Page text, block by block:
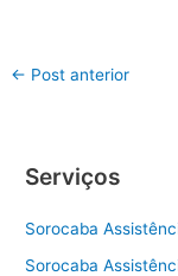
← Post anterior
Serviços
Sorocaba
Sorocaba